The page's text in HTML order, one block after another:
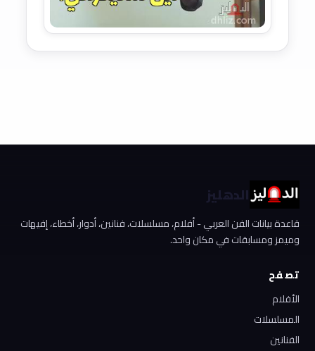
الدهليز
قاعدة بيانات الفن العربي - أفلام، مسلسلات، فنانين، أدوار، أخطاء، إفيهات
وميمز ومسابقات في مكان واحد.
تصفح
الأفلام
المسلسلات
الفنانين